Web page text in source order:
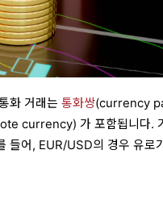
화 거래는통화쌍(currency
currency) 가 포함됩니다.
들어, EUR/USD의 경우 유로